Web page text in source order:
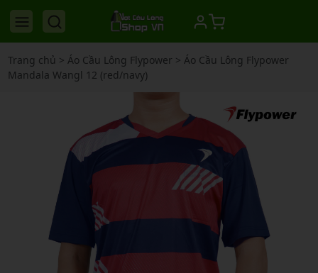
Trang chủ > Áo Cầu Lông Flypower > Áo Cầu Lông Flypower
Mandala Wangl 12 (red/navy)